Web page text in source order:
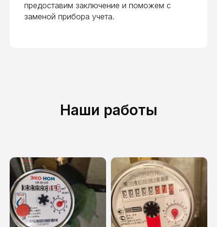
предоставим заключение и поможем с
заменой прибора учета.
Наши работы